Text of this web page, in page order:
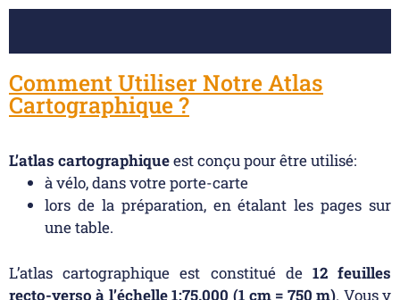
Comment Utiliser Notre Atlas
Cartographique ?
L’atlas cartographiqueest conçu pour être utilisé:
à vélo, dans votre porte-carte
lors de la préparation, en étalant les pages sur
une table.
L’atlas cartographique est constitué de 12 feuilles
recto-verso à l’échelle 1:75.000 (1 cm = 750 m). Vous y